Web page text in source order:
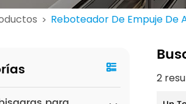
> Reboteador De Empuje De
2